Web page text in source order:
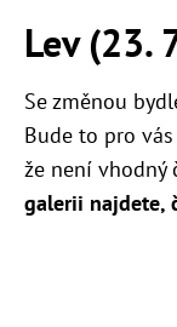
Lev (23.
Se změnou
Bude to pro
že není vhodný
galerii najdete,